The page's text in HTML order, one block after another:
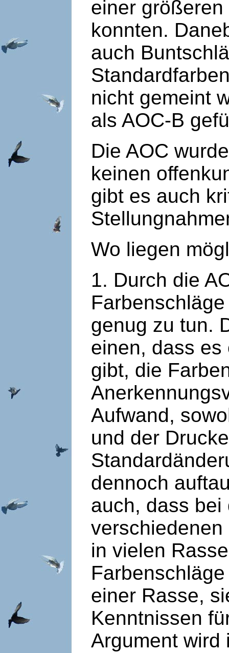
einer
konnten.
auch
nicht gemeint
als AOC-B
Die AOC
keinen
gibt es auch
Wo liegen
1. Durch die
genug zu tun.
einen, dass es
gibt, die
Aufwand,
und der
dennoch
auch, dass bei
in vielen
einer Rasse,
Kenntnissen
Argument wird